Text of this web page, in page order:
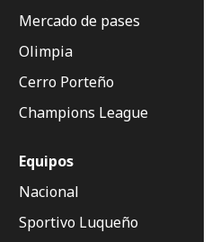
Mercado de pases
Olimpia
Cerro Porteño
Champions League
Equipos
Nacional
Sportivo Luqueño